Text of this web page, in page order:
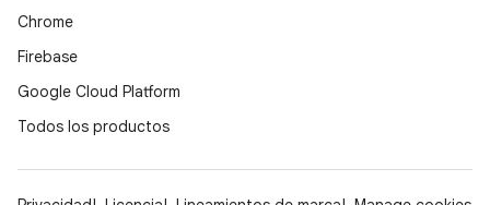
Chrome
Firebase
Google Cloud Platform
Todos los productos